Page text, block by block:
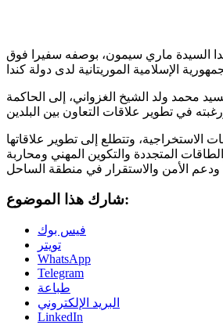
السيدة ماري سيمون، بوصفه سفيرا فوق
محمد ولد الشيخ الغزواني، إلى الحاكمة
وتتطلع إلى تطوير علاقاتها
المتجددة والتكوين المهني ومحاربة
شارك هذا الموضوع:
فيس بوك
تويتر
WhatsApp
Telegram
طباعة
البريد الإلكتروني
LinkedIn